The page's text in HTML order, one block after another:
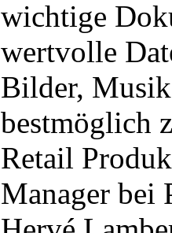
wichtige
wertvolle
Bilder,
bestmöglich
Retail
Manager bei